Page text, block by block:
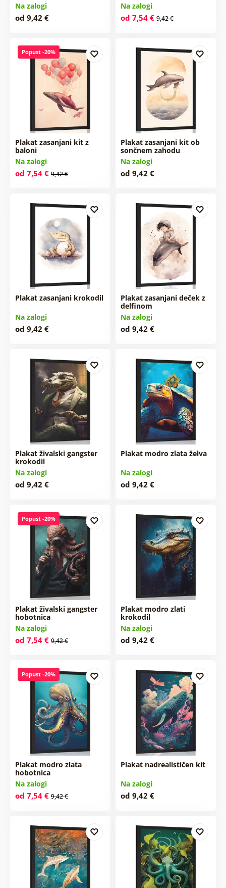
Na zalogi
od 9,42 €
Na zalogi
od 7,54 € 9,42 €
Popust -20%
Plakat zasanjani kit z
baloni
Na zalogi
od 7,54 € 9,42 €
Plakat zasanjani kit ob
sončnem zahodu
Na zalogi
od 9,42 €
Plakat zasanjani krokodil
Na zalogi
od 9,42 €
Plakat zasanjani deček z
delfinom
Na zalogi
od 9,42 €
Plakat živalski gangster
krokodil
Na zalogi
od 9,42 €
Plakat modro zlata želva
Na zalogi
od 9,42 €
Popust -20%
Plakat živalski gangster
hobotnica
Na zalogi
od 7,54 € 9,42 €
Plakat modro zlati
krokodil
Na zalogi
od 9,42 €
Popust -20%
Plakat modro zlata
hobotnica
Na zalogi
od 7,54 € 9,42 €
Plakat nadrealističen kit
Na zalogi
od 9,42 €